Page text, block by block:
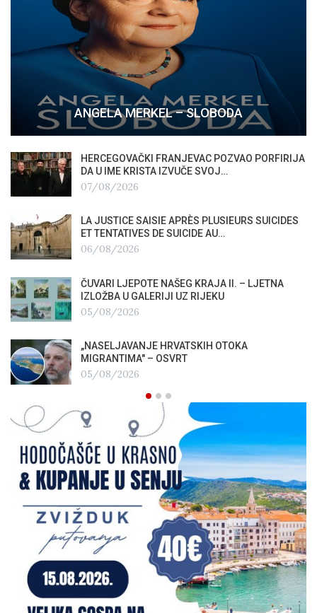
ANGELA MERKEL – SLOBODA
HERCEGOVAČKI FRANJEVAC POZVAO PORFIRIJA
DA U IME KRISTA IZVUČE SVOJ…
07/08/2026
LA JUSTICE SAISIE APRÈS PLUSIEURS SUICIDES
ET TENTATIVES DE SUICIDE AU…
06/08/2026
ČUVARI LJEPOTE NAŠEG KRAJA II. – LJETNA
IZLOŽBA U GALERIJI UZ RIJEKU
05/08/2026
„NASELJAVANJE HRVATSKIH OTOKA
MIGRANTIMA″ – OSVRT
05/08/2026